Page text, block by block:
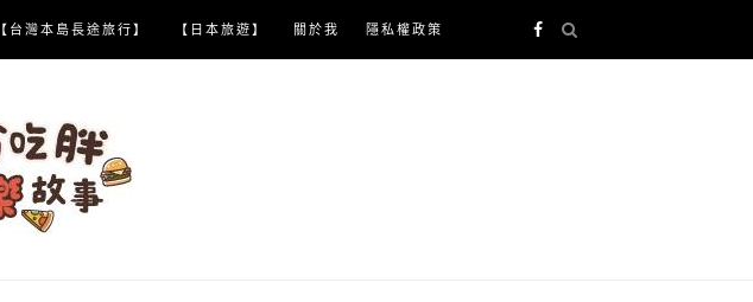
【台灣本島長途旅行】 【日本旅遊】 關於我 隱私權政策